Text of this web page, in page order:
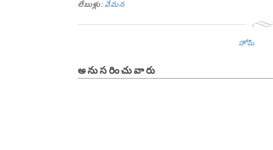
లేబుళ్లు:వేమన
హోమ్
అనుసరించువారు